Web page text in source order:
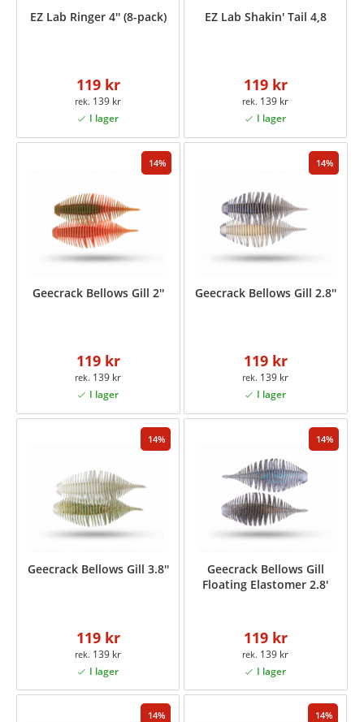
EZ Lab Ringer 4'' (8-pack)
119 kr
139 kr
EZ Lab Shakin' Tail 4,8
119 kr
139 kr
14
Geecrack Bellows Gill 2''
119 kr
139 kr
14
Geecrack Bellows Gill 2.8''
119 kr
139 kr
14
Geecrack Bellows Gill 3.8''
119 kr
139 kr
14
Geecrack Bellows Gill
Floating Elastomer 2.8'
119 kr
139 kr
14 14